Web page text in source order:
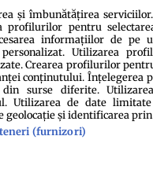
şi condiţiiEchipa redacțională
și îmbunătățirea
profilurilor pentru
informațiilor de pe
Utilizarea
Crearea profilurilor
conținutului. Înțelegerea
surse diferite.
Utilizarea de date
geolocație și identificarea
(furnizori)